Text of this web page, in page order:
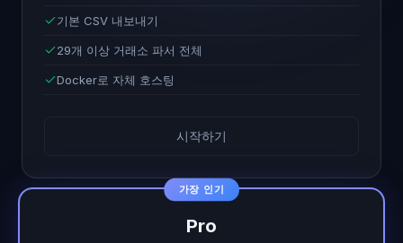
기본 CSV 내보내기
29개 이상 거래소 파서 전체
Docker로 자체 호스팅
시작하기
가장 인기
Pro